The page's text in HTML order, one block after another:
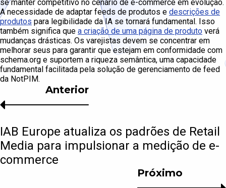
se manter competitivo no cenário de e-commerce em evolução.
A necessidade de adaptar feeds de produtos e descrições de
produtos para legibilidade da IA se tornará fundamental. Isso
também significa que a criação de uma página de produto verá
mudanças drásticas. Os varejistas devem se concentrar em
melhorar seus para garantir que estejam em conformidade com
schema.org e suportem a riqueza semântica, uma capacidade
fundamental facilitada pela solução de gerenciamento de feed
da NotPIM.
Próximo
Anterior
IAB Europe atualiza os padrões de Retail
Media para impulsionar a medição de e-
commerce